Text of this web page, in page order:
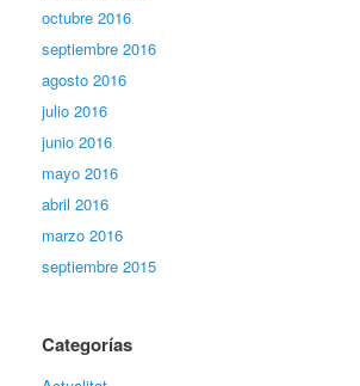
octubre 2016
septiembre 2016
agosto 2016
julio 2016
junio 2016
mayo 2016
abril 2016
marzo 2016
septiembre 2015
Categorías